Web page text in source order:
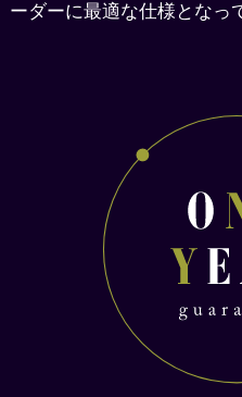
ーダーに最適な仕様となっ